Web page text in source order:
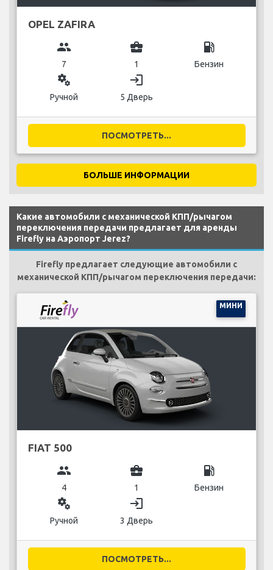
OPEL ZAFIRA
group
7
business_center
1
local_gas_station
Бензин
miscellaneous_services
Ручной
login
5 Дверь
ПОСМОТРЕТЬ...
БОЛЬШЕ ИНФОРМАЦИИ
Какие автомобили с механической КПП/рычагом
переключения передачи предлагает для аренды
Firefly на Аэропорт Jerez?
Firefly предлагает следующие автомобили с
механической КПП/рычагом переключения передачи:
МИНИ
FIAT 500
group
4
business_center
1
local_gas_station
Бензин
miscellaneous_services
Ручной
login
3 Дверь
ПОСМОТРЕТЬ...